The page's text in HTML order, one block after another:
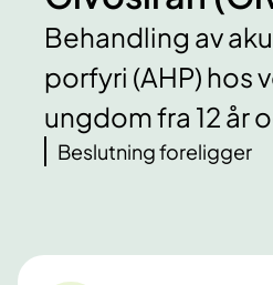
Behandling av
porfyri (AHP) hos
ungdom fra 12 år
Beslutning foreligger